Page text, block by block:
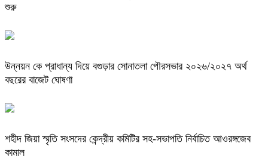
শুরু
উন্নয়ন কে প্রাধান্য দিয়ে বগুড়ার সোনাতলা পৌরসভার ২০২৬/২০২৭ অর্থ
বছরের বাজেট ঘোষণা
শহীদ জিয়া স্মৃতি সংসদের কেন্দ্রীয় কমিটির সহ-সভাপতি নির্বাচিত আওরঙ্গজেব
কামাল